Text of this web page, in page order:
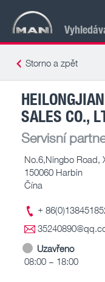
Storno a zpět
SALES CO.,
Servisní
No.6,Ningbo Road,
150060 Harbin
Čína
+
Uzavřeno
08:00 – 18:00